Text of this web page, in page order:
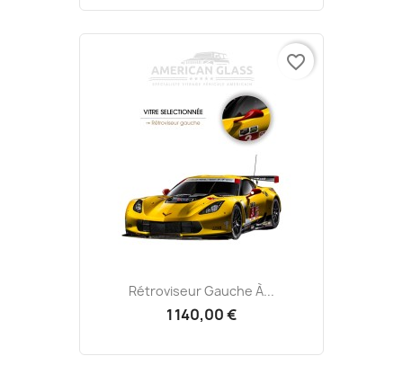
Rétroviseur Gauche À...
1 140,00 €
favorite_border